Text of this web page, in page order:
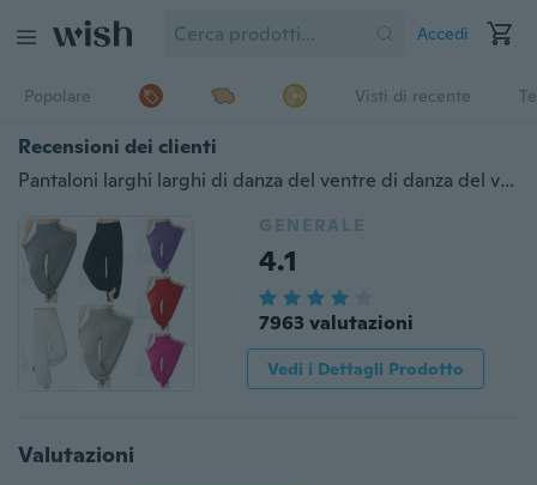
Accedi
Popolare Visti di recente
Recensioni dei clienti
Pantaloni larghi larghi di danza del ventre di danza del ventre larghi Harem comodi da donna (ora sono disponibili colori più belli)
GENERALE
4.1
7963 valutazioni
Vedi i Dettagli Prodotto
Valutazioni